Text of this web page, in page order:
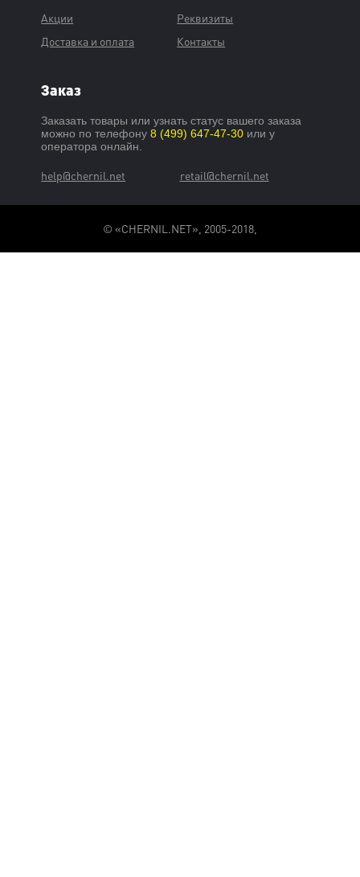
Акции
Доставка и оплата
Реквизиты
Контакты
Заказ
Заказать товары или узнать статус вашего заказа
можно по телефону8 (499) 647-47-30 или у
оператора онлайн.
help@chernil.net retail@chernil.net
© «CHERNIL.NET», 2005-2018,